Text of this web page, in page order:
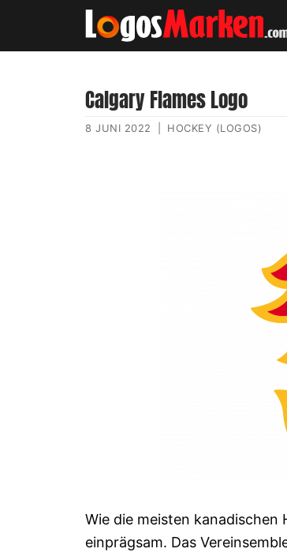
Calgary Flames Logo
8 JUNI 2022 HOCKEY (LOGOS)
Wie die meisten kanadischen
einprägsam. Das